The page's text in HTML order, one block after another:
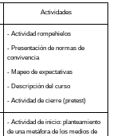
Actividades
- Actividad rompehielos
- Presentación de normas de
convivencia
- Mapeo de expectativas
- Descripción del curso
- Actividad de cierre (pretest)
- Actividad de inicio: planteamiento
de una metáfora de los medios de